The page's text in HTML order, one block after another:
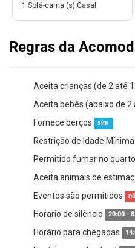
1 Sofá-cama (s) Casal
Regras da
Aceita crianças (de 2 até
Aceita bebês (abaixo de 2
Fornece berços sim
Restrição de Idade
Permitido fumar no quarto
Aceita animais de
Eventos são permitidos
Horario de silêncio 20:00 -
Horário para chegadas